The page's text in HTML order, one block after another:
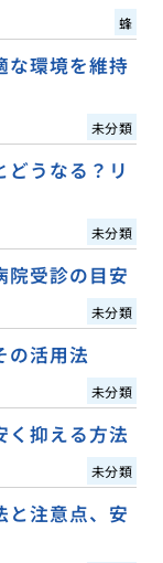
蜂
な環境を維持
未分類
どうなる？リ
未分類
院受診の目安
未分類
の活用法
未分類
く抑える方法
未分類
と注意点、安